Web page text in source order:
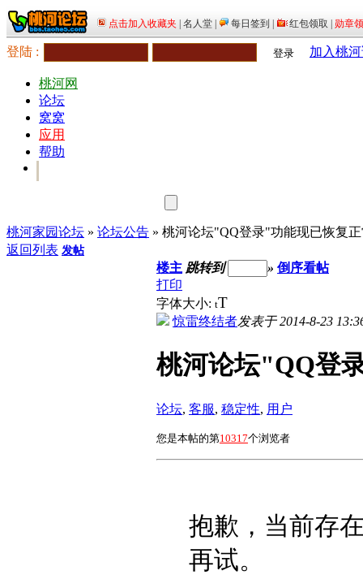
登陆 : 登录 加入桃
桃河网
论坛
窝窝
应用
帮助
桃河家园论坛 » 论坛公告 » 桃河论坛"QQ登录"功能现已恢复
返回列表 发帖
楼主 跳转到 » 倒序看帖
打印
字体大小: tT
惊雷终结者发表于 2014-8-23
桃河论坛"QQ登
论坛, 客服, 稳定性, 用户
您是本帖的第10317个浏览者
抱歉，当前存
再试。